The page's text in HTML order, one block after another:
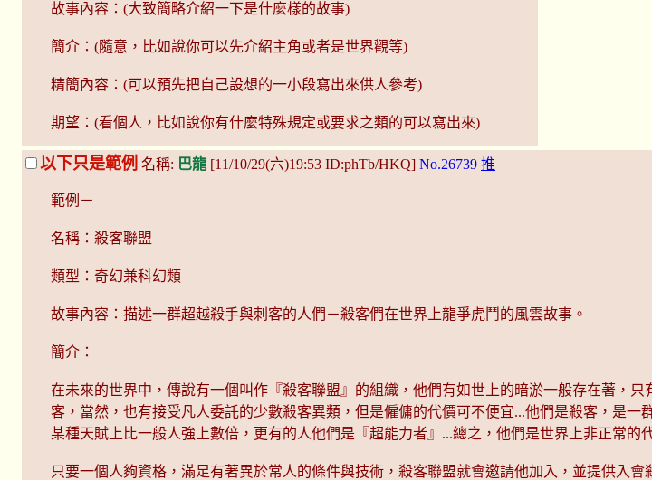
故事內容：(大致簡略介紹一下是什麼樣的故事)
簡介：(隨意，比如說你可以先介紹主角或者是世界觀等)
精簡內容：(可以預先把自己設想的一小段寫出來供人參考)
期望：(看個人，比如說你有什麼特殊規定或要求之類的可以寫出來)
以下只是範例 名稱: 巴龍 [11/10/29(六)19:53 ID:phTb/HKQ] No.26739 推
範例－
名稱：殺客聯盟
類型：奇幻兼科幻類
故事內容：描述一群超越殺手與刺客的人們－殺客們在世界上龍爭虎鬥的風雲故事。
簡介：
在未來的世界中，傳說有一個叫作『殺客聯盟』的組織，他們有如世上的暗淤一般存在著，
客，當然，也有接受凡人委託的少數殺客異類，但是僱傭的代價可不便宜...他們是殺客，是
某種天賦上比一般人強上數倍，更有的人他們是『超能力者』...總之，他們是世界上非正常的
只要一個人夠資格，滿足有著異於常人的條件與技術，殺客聯盟就會邀請他加入，並提供入